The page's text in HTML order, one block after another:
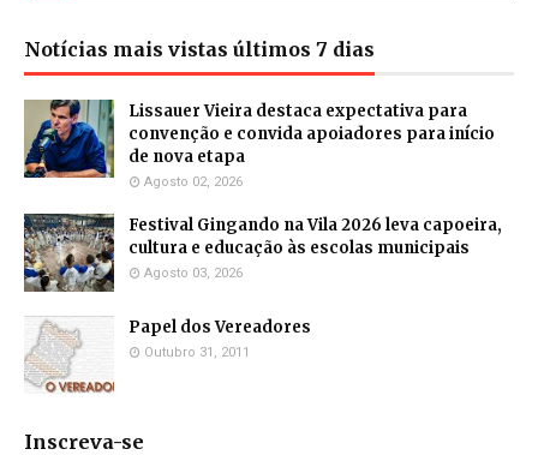
Notícias mais vistas últimos 7 dias
Lissauer Vieira destaca expectativa para
convenção e convida apoiadores para início
de nova etapa
Agosto 02, 2026
Festival Gingando na Vila 2026 leva capoeira,
cultura e educação às escolas municipais
Agosto 03, 2026
Papel dos Vereadores
Outubro 31, 2011
Inscreva-se